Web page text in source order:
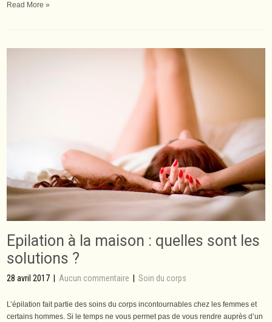
Read More »
Epilation à la maison : quelles sont les
solutions ?
28 avril 2017 Aucun commentaire |Soin du corps
L’épilation fait partie des soins du corps incontournables chez les femmes et
certains hommes. Si le temps ne vous permet pas de vous rendre auprès d’un